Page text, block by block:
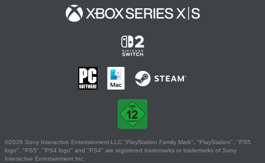
©2026 Sony Interactive Entertainment LLC."PlayStation Family Mark", "PlayStation", "PS5
logo", "PS5", "PS4 logo" and "PS4" are registered trademarks or trademarks of Sony
Interactive Entertainment Inc.